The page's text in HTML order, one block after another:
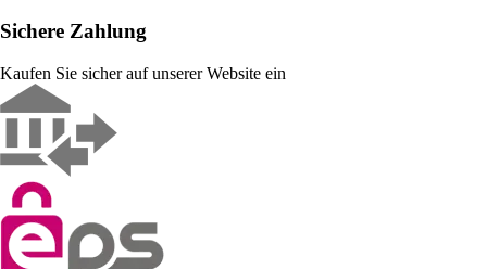
Sichere Zahlung
Kaufen Sie sicher auf unserer Website ein